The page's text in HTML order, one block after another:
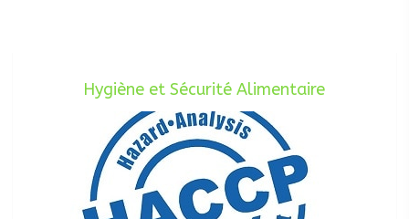
Hygiène et Sécurité Alimentaire